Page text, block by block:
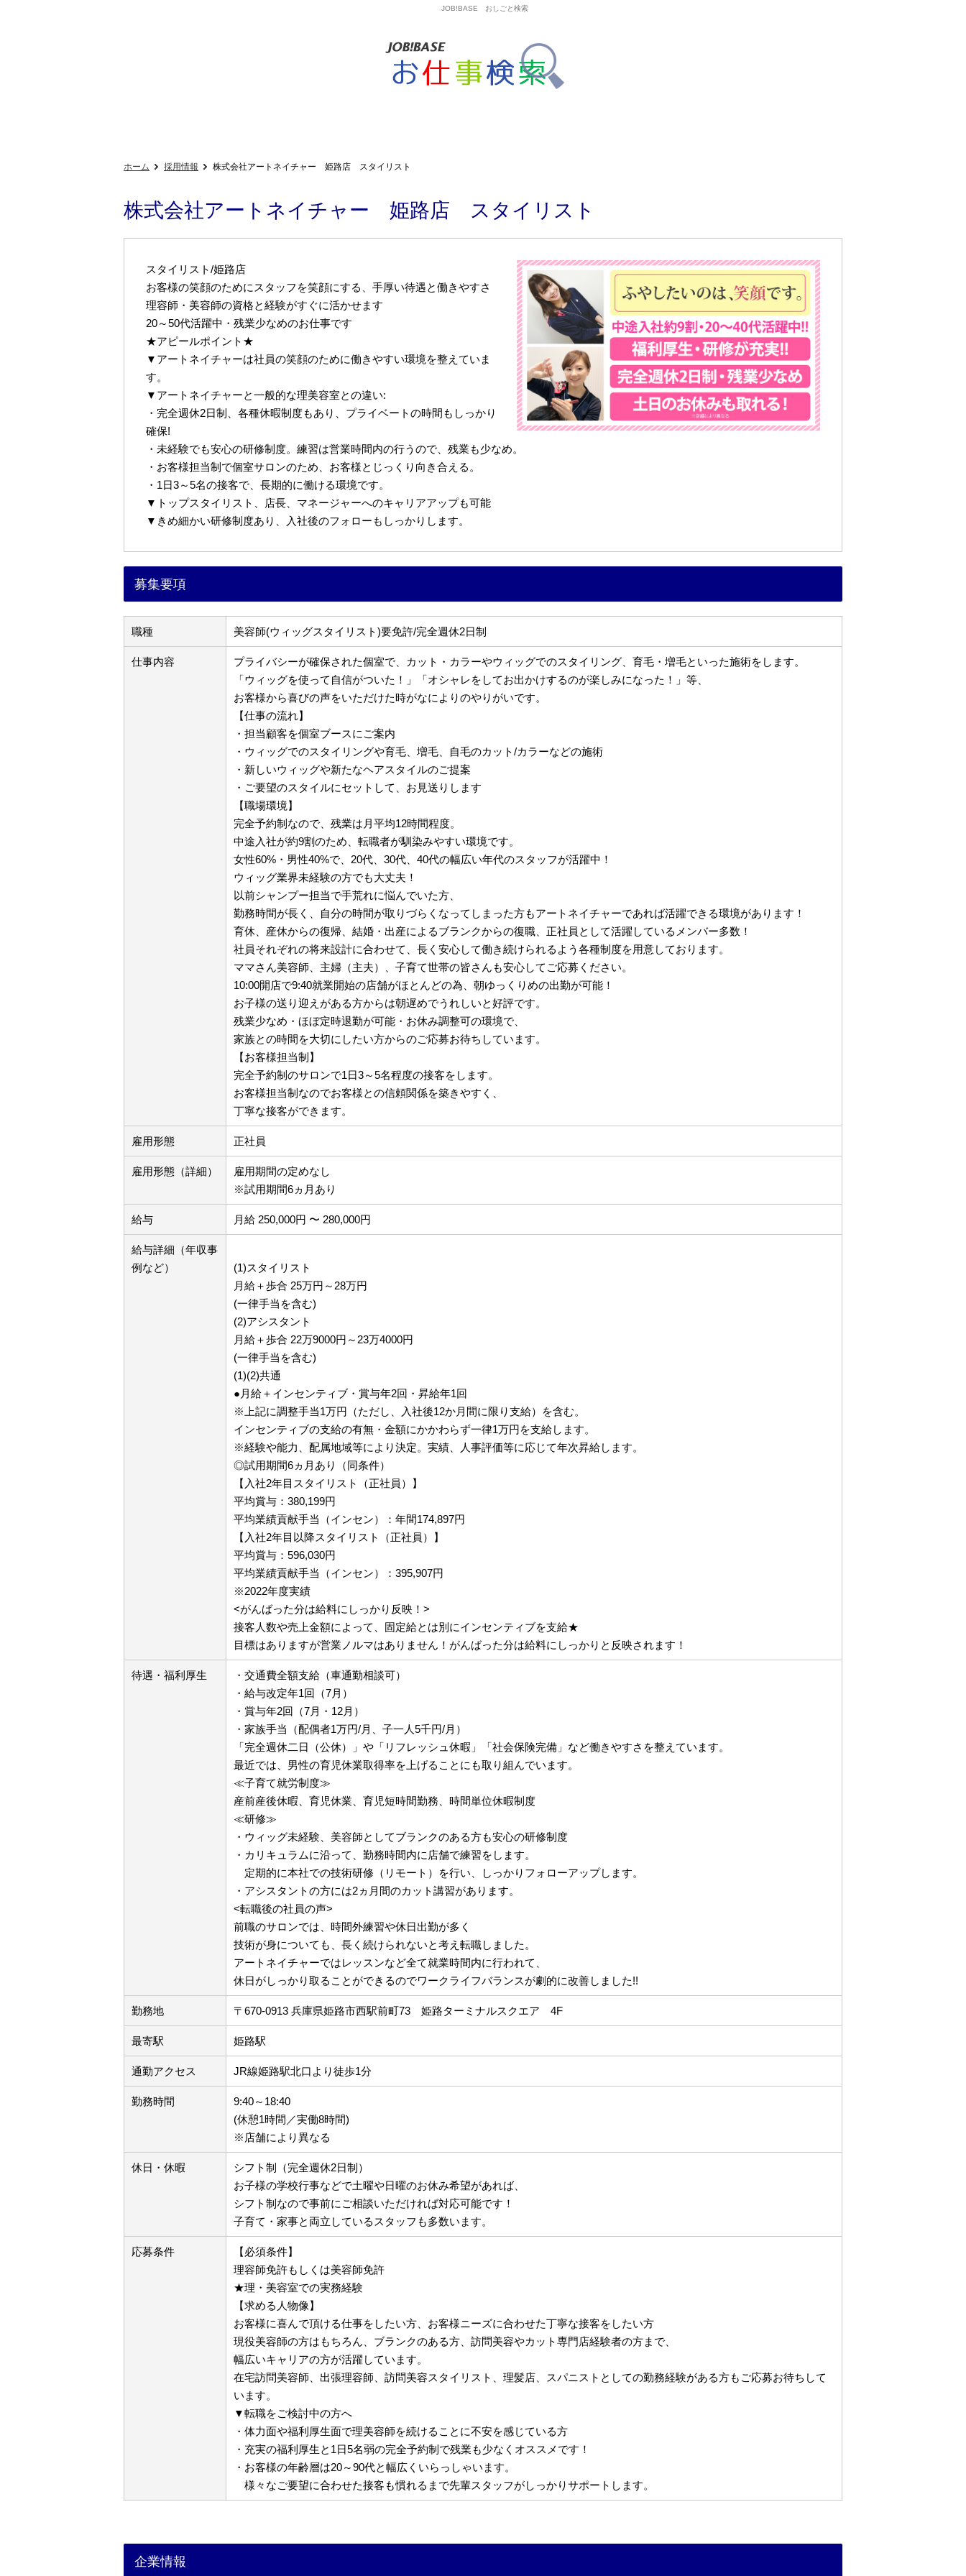
JOB!BASE おしごと検索
ホーム 採用情報 株式会社アートネイチャー 姫路店 スタイリスト
株式会社アートネイチャー 姫路店 スタイリスト
スタイリスト/姫路店
お客様の笑顔のためにスタッフを笑顔にする、手厚い待遇と働きやすさ
理容師・美容師の資格と経験がすぐに活かせます
20～50代活躍中・残業少なめのお仕事です
★アピールポイント★
▼アートネイチャーは社員の笑顔のために働きやすい環境を整えていま
す。
▼アートネイチャーと一般的な理美容室との違い:
・完全週休2日制、各種休暇制度もあり、プライベートの時間もしっかり
確保!
・未経験でも安心の研修制度。練習は営業時間内の行うので、残業も少なめ。
・お客様担当制で個室サロンのため、お客様とじっくり向き合える。
・1日3～5名の接客で、長期的に働ける環境です。
▼トップスタイリスト、店長、マネージャーへのキャリアアップも可能
▼きめ細かい研修制度あり、入社後のフォローもしっかりします。
募集要項
職種 美容師(ウィッグスタイリスト)要免許/完全週休2日制
仕事内容
プライバシーが確保された個室で、カット・カラーやウィッグでのスタイリング、育毛・増毛といった施術をします。
「ウィッグを使って自信がついた！」「オシャレをしてお出かけするのが楽しみになった！」等、
お客様から喜びの声をいただけた時がなによりのやりがいです。
【仕事の流れ】
・担当顧客を個室ブースにご案内
・ウィッグでのスタイリングや育毛、増毛、自毛のカット/カラーなどの施術
・新しいウィッグや新たなヘアスタイルのご提案
・ご要望のスタイルにセットして、お見送りします
【職場環境】
完全予約制なので、残業は月平均12時間程度。
中途入社が約9割のため、転職者が馴染みやすい環境です。
女性60%・男性40%で、20代、30代、40代の幅広い年代のスタッフが活躍中！
ウィッグ業界未経験の方でも大丈夫！
以前シャンプー担当で手荒れに悩んでいた方、
勤務時間が長く、自分の時間が取りづらくなってしまった方もアートネイチャーであれば活躍できる環境があります！
育休、産休からの復帰、結婚・出産によるブランクからの復職、正社員として活躍しているメンバー多数！
社員それぞれの将来設計に合わせて、長く安心して働き続けられるよう各種制度を用意しております。
ママさん美容師、主婦（主夫）、子育て世帯の皆さんも安心してご応募ください。
10:00開店で9:40就業開始の店舗がほとんどの為、朝ゆっくりめの出勤が可能！
お子様の送り迎えがある方からは朝遅めでうれしいと好評です。
残業少なめ・ほぼ定時退勤が可能・お休み調整可の環境で、
家族との時間を大切にしたい方からのご応募お待ちしています。
【お客様担当制】
完全予約制のサロンで1日3～5名程度の接客をします。
お客様担当制なのでお客様との信頼関係を築きやすく、
丁寧な接客ができます。
雇用形態 正社員
雇用形態（詳細）
雇用期間の定めなし
※試用期間6ヵ月あり
給与 月給 250,000円 〜 280,000円
給与詳細（年収事
例など）
(1)スタイリスト
月給＋歩合 25万円～28万円
(一律手当を含む)
(2)アシスタント
月給＋歩合 22万9000円～23万4000円
(一律手当を含む)
(1)(2)共通
●月給＋インセンティブ・賞与年2回・昇給年1回
※上記に調整手当1万円（ただし、入社後12か月間に限り支給）を含む。
インセンティブの支給の有無・金額にかかわらず一律1万円を支給します。
※経験や能力、配属地域等により決定。実績、人事評価等に応じて年次昇給します。
◎試用期間6ヵ月あり（同条件）
【入社2年目スタイリスト（正社員）】
平均賞与：380,199円
平均業績貢献手当（インセン）：年間174,897円
【入社2年目以降スタイリスト（正社員）】
平均賞与：596,030円
平均業績貢献手当（インセン）：395,907円
※2022年度実績
<がんばった分は給料にしっかり反映！>
接客人数や売上金額によって、固定給とは別にインセンティブを支給★
目標はありますが営業ノルマはありません！がんばった分は給料にしっかりと反映されます！
待遇・福利厚生
・交通費全額支給（車通勤相談可）
・給与改定年1回（7月）
・賞与年2回（7月・12月）
・家族手当（配偶者1万円/月、子一人5千円/月）
「完全週休二日（公休）」や「リフレッシュ休暇」「社会保険完備」など働きやすさを整えています。
最近では、男性の育児休業取得率を上げることにも取り組んでいます。
≪子育て就労制度≫
産前産後休暇、育児休業、育児短時間勤務、時間単位休暇制度
≪研修≫
・ウィッグ未経験、美容師としてブランクのある方も安心の研修制度
・カリキュラムに沿って、勤務時間内に店舗で練習をします。
定期的に本社での技術研修（リモート）を行い、しっかりフォローアップします。
・アシスタントの方には2ヵ月間のカット講習があります。
<転職後の社員の声>
前職のサロンでは、時間外練習や休日出勤が多く
技術が身についても、長く続けられないと考え転職しました。
アートネイチャーではレッスンなど全て就業時間内に行われて、
休日がしっかり取ることができるのでワークライフバランスが劇的に改善しました!!
勤務地 〒670-0913 兵庫県姫路市西駅前町73 姫路ターミナルスクエア 4F
最寄駅 姫路駅
通勤アクセス JR線姫路駅北口より徒歩1分
勤務時間
9:40～18:40
(休憩1時間／実働8時間)
※店舗により異なる
休日・休暇
シフト制（完全週休2日制）
お子様の学校行事などで土曜や日曜のお休み希望があれば、
シフト制なので事前にご相談いただければ対応可能です！
子育て・家事と両立しているスタッフも多数います。
応募条件
【必須条件】
理容師免許もしくは美容師免許
★理・美容室での実務経験
【求める人物像】
お客様に喜んで頂ける仕事をしたい方、お客様ニーズに合わせた丁寧な接客をしたい方
現役美容師の方はもちろん、ブランクのある方、訪問美容やカット専門店経験者の方まで、
幅広いキャリアの方が活躍しています。
在宅訪問美容師、出張理容師、訪問美容スタイリスト、理髪店、スパニストとしての勤務経験がある方もご応募お待ちして
います。
▼転職をご検討中の方へ
・体力面や福利厚生面で理美容師を続けることに不安を感じている方
・充実の福利厚生と1日5名弱の完全予約制で残業も少なくオススメです！
・お客様の年齢層は20～90代と幅広くいらっしゃいます。
様々なご要望に合わせた接客も慣れるまで先輩スタッフがしっかりサポートします。
企業情報